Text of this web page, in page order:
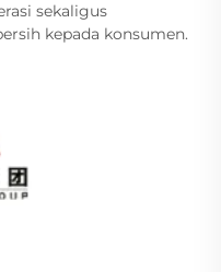
sekaligus
kepada konsumen.